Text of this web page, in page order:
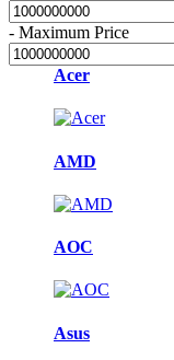
- Maximum Price
Acer
AMD
AOC
Asus